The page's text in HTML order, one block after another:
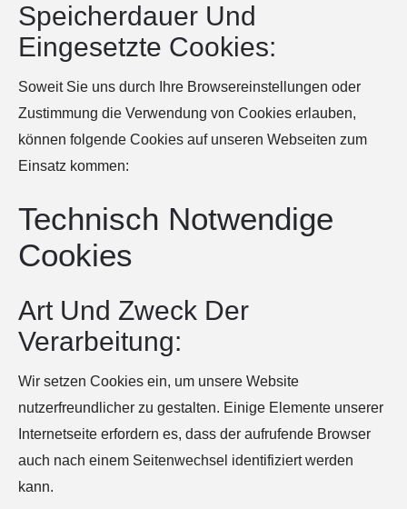
Speicherdauer Und
Eingesetzte Cookies:
Soweit Sie uns durch Ihre Browsereinstellungen oder
Zustimmung die Verwendung von Cookies erlauben,
können folgende Cookies auf unseren Webseiten zum
Einsatz kommen:
Technisch Notwendige
Cookies
Art Und Zweck Der
Verarbeitung:
Wir setzen Cookies ein, um unsere Website
nutzerfreundlicher zu gestalten. Einige Elemente unserer
Internetseite erfordern es, dass der aufrufende Browser
auch nach einem Seitenwechsel identifiziert werden
kann.